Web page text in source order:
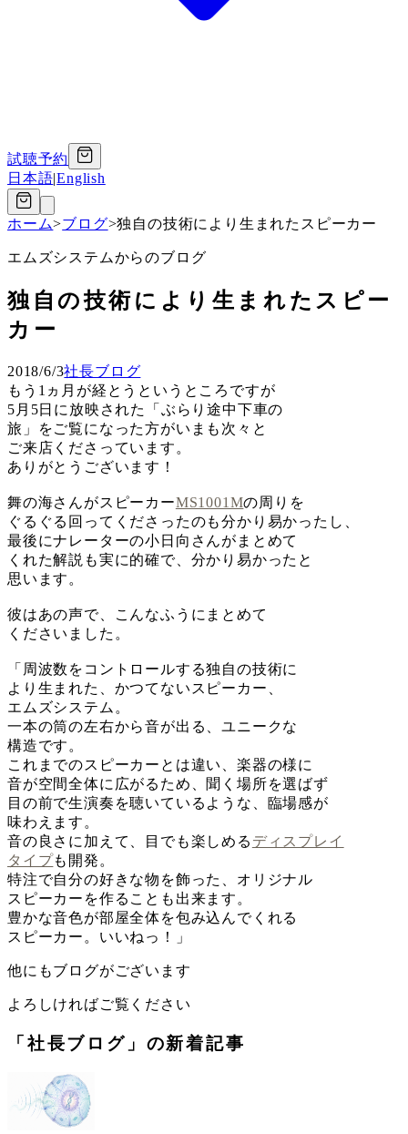
試聴予約
日本語|English
ホーム>ブログ>独自の技術により生まれたスピーカー
エムズシステムからのブログ
独自の技術により生まれたスピー
カー
2018/6/3社長ブログ
もう1ヵ月が経とうというところですが
5月5日に放映された「ぶらり途中下車の
旅」をご覧になった方がいまも次々と
ご来店くださっています。
ありがとうございます！
舞の海さんがスピーカーMS1001Mの周りを
ぐるぐる回ってくださったのも分かり易かったし、
最後にナレーターの小日向さんがまとめて
くれた解説も実に的確で、分かり易かったと
思います。
彼はあの声で、こんなふうにまとめて
くださいました。
「周波数をコントロールする独自の技術に
より生まれた、かつてないスピーカー、
エムズシステム。
一本の筒の左右から音が出る、ユニークな
構造です。
これまでのスピーカーとは違い、楽器の様に
音が空間全体に広がるため、聞く場所を選ばず
目の前で生演奏を聴いているような、臨場感が
味わえます。
音の良さに加えて、目でも楽しめる ディスプレイ
タイプも開発。
特注で自分の好きな物を飾った、オリジナル
スピーカーを作ることも出来ます。
豊かな音色が部屋全体を包み込んでくれる
スピーカー。いいねっ！」
他にもブログがございます
よろしければご覧ください
「社長ブログ」の新着記事